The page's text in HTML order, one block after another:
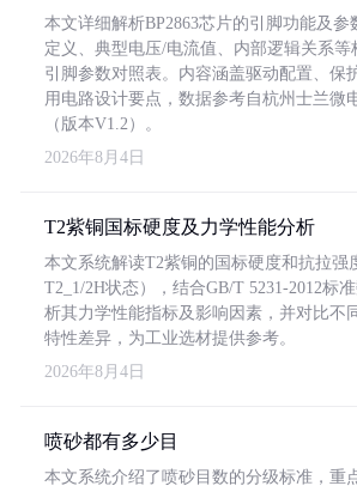
本文详细解析BP2863芯片的引脚功能及参
定义、典型电压/电流值、内部逻辑关系等
引脚参数对照表。内容涵盖驱动配置、保
用电路设计要点，数据参考自杭州士兰微
（版本V1.2）。
2026年8月4日
T2紫铜国标硬度及力学性能分析
本文系统解读T2紫铜的国标硬度和抗拉强
T2_1/2H状态），结合GB/T 5231-2012标
析其力学性能指标及影响因素，并对比不
特性差异，为工业选材提供参考。
2026年8月4日
喷砂都有多少目
本文系统介绍了喷砂目数的分级标准，重